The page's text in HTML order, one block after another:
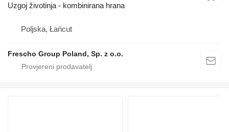
Uzgoj životinja - kombinirana hrana
Poljska, Łańcut
Frescho Group Poland, Sp. z o.o.